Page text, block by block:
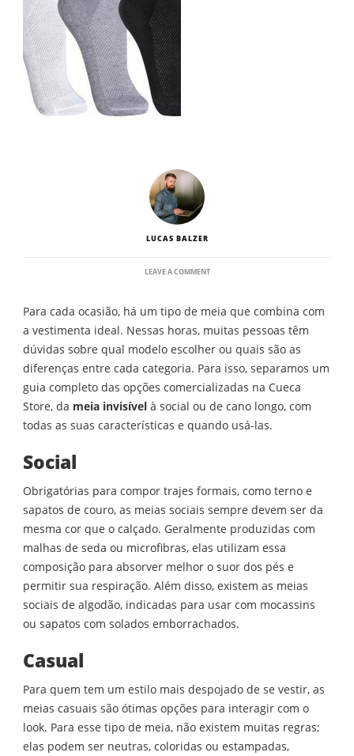
LUCAS BALZER
LEAVE A COMMENTON
CARACTERÍSTICAS
MEIAS
QUE
VENDIDAS
NA
STORE
Para cada ocasião, há um tipo de meia que combina com
a vestimenta ideal. Nessas horas, muitas pessoas têm
dúvidas sobre qual modelo escolher ou quais são as
diferenças entre cada categoria. Para isso, separamos um
guia completo das opções comercializadas na Cueca
Store, da meia invisível à social ou de cano longo, com
todas as suas características e quando usá-las.
Social
Obrigatórias para compor trajes formais, como terno e
sapatos de couro, as meias sociais sempre devem ser da
mesma cor que o calçado. Geralmente produzidas com
malhas de seda ou microfibras, elas utilizam essa
composição para absorver melhor o suor dos pés e
permitir sua respiração. Além disso, existem as meias
sociais de algodão, indicadas para usar com mocassins
ou sapatos com solados emborrachados.
Casual
Para quem tem um estilo mais despojado de se vestir, as
meias casuais são ótimas opções para interagir com o
look. Para esse tipo de meia, não existem muitas regras;
elas podem ser neutras, coloridas ou estampadas,